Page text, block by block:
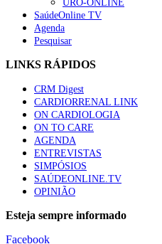
URO-ONLINE
SaúdeOnline TV
Agenda
Pesquisar
LINKS RÁPIDOS
CRM Digest
CARDIORRENAL LINK
ON CARDIOLOGIA
ON TO CARE
AGENDA
ENTREVISTAS
SIMPÓSIOS
SAÚDEONLINE.TV
OPINIÃO
Esteja sempre informado
Facebook